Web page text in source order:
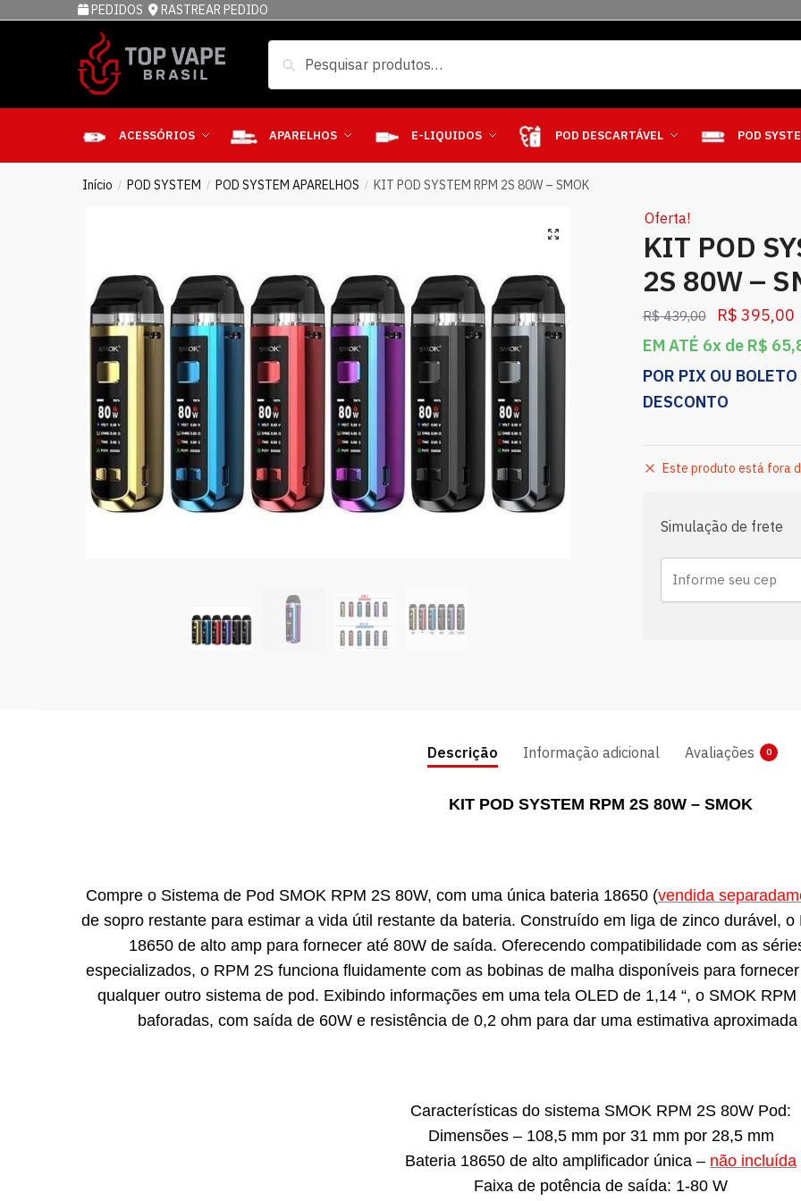
PEDIDOS RASTREAR PEDIDO
ACESSÓRIOS APARELHOS E-LIQUIDOS POD DESCARTÁVEL POD
Início / POD SYSTEM / POD SYSTEM APARELHOS / KIT POD SYSTEM RPM 2S 80W – SMOK
Oferta!
KIT POD
2S 80W –
R$439,00 R$ 395,00
EM ATÉ 6x de R$
POR PIX OU BOLETO
DESCONTO
Este produto está fora
Simulação de frete
Descrição Informação adicional Avaliações 0
KIT POD SYSTEM RPM 2S 80W – SMOK
Compre o Sistema de Pod SMOK RPM 2S 80W, com uma única bateria 18650 (vendida
de sopro restante para estimar a vida útil restante da bateria. Construído em liga de zinco durável,
18650 de alto amp para fornecer até 80W de saída. Oferecendo compatibilidade com as
especializados, o RPM 2S funciona fluidamente com as bobinas de malha disponíveis para
qualquer outro sistema de pod. Exibindo informações em uma tela OLED de 1,14 “, o SMOK
baforadas, com saída de 60W e resistência de 0,2 ohm para dar uma estimativa
Características do sistema SMOK RPM 2S 80W Pod:
Dimensões – 108,5 mm por 31 mm por 28,5 mm
Bateria 18650 de alto amplificador única – não incluída
Faixa de potência de saída: 1-80 W